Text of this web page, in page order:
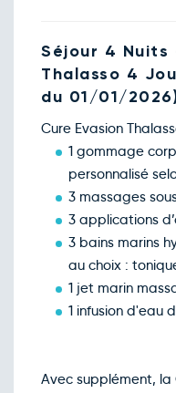
Séjour 4 Nuits
Thalasso 4
du 01/01/
Cure Evasion
1 gommage
personnalisé
3 massages
3 applications
3 bains marins
au choix :
1 jet marin
1 infusion d'eau
Avec supplément, la